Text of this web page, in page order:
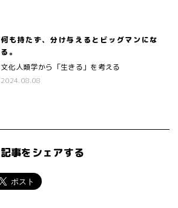
何も持たず、分け与えるとビッグマンにな
る。
文化人類学から「生きる」を考える
2024.08.08
記事をシェアする